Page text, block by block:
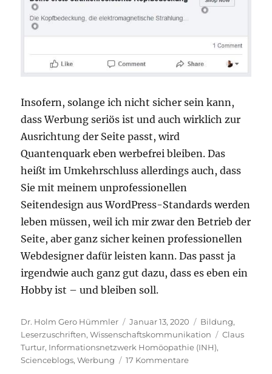
Insofern, solange ich nicht sicher sein kann,
dass Werbung seriös ist und auch wirklich zur
Ausrichtung der Seite passt, wird
Quantenquark eben werbefrei bleiben. Das
heißt im Umkehrschluss allerdings auch, dass
Sie mit meinem unprofessionellen
Seitendesign aus WordPress-Standards werden
leben müssen, weil ich mir zwar den Betrieb der
Seite, aber ganz sicher keinen professionellen
Webdesigner dafür leisten kann. Das passt ja
irgendwie auch ganz gut dazu, dass es eben ein
Hobby ist – und bleiben soll.
Autor
Dr. Holm Gero Hümmler
Veröffentlicht
am
Januar 13, 2020 Kategorien
Bildung,
Leserzuschriften,Wissenschaftskommunikation
Claus
Turtur, Informationsnetzwerk Homöopathie (INH),
Scienceblogs,Werbung 17 Kommentarezu